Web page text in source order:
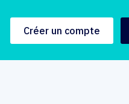
Créer un compte